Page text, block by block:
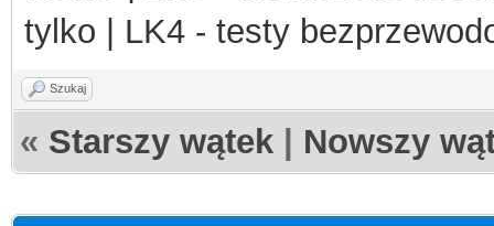
tylko | LK4 - testy
Szukaj
« Starszy wątek Nowszy